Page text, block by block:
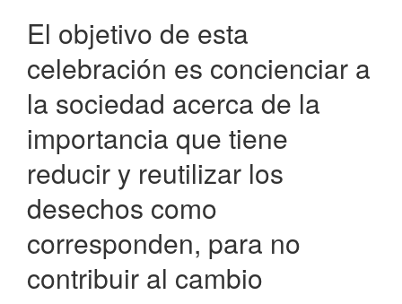
El objetivo de esta
celebración es concienciar a
la sociedad acerca de la
importancia que tiene
reducir y reutilizar los
desechos como
corresponden, para no
contribuir al cambio